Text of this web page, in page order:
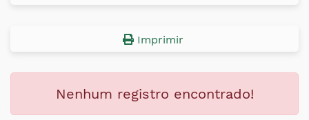
Imprimir
Nenhum registro encontrado!